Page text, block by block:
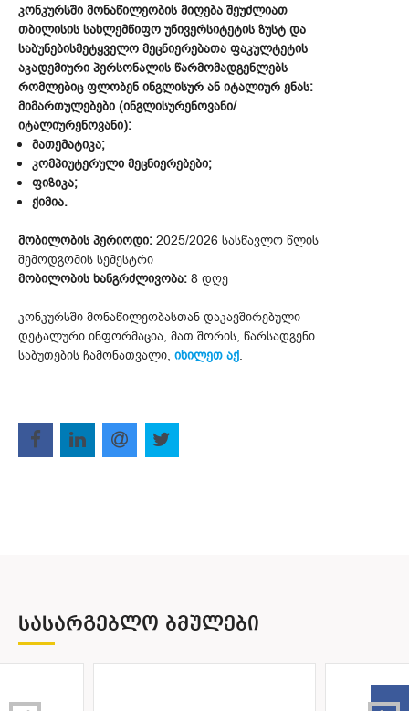
კონკურსში მონაწილეობის მიღება შეუძლიათ
თბილისის სახლემწიფო უნივერსიტეტის ზუსტ და
საბუნებისმეტყველო მეცნიერებათა ფაკულტეტის
აკადემიური პერსონალის წარმომადგენლებს
რომლებიც ფლობენ ინგლისურ ან იტალიურ ენას:
მიმართულებები (ინგლისურენოვანი/
იტალიურენოვანი):
მათემატიკა;
კომპიუტერული მეცნიერებები;
ფიზიკა;
ქიმია.
მობილობის პერიოდი: 2025/2026 სასწავლო წლის
შემოდგომის სემესტრი
მობილობის ხანგრძლივობა: 8 დღე
კონკურსში მონაწილეობასთან დაკავშირებული
დეტალური ინფორმაცია, მათ შორის, წარსადგენი
საბუთების ჩამონათვალი, იხილეთ აქ.
ᲡᲐᲡᲐᲠᲒᲔᲑᲚᲝ ᲑᲛᲣᲚᲔᲑᲘ